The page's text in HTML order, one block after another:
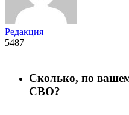
Редакция
5487
Сколько, по
СВО?